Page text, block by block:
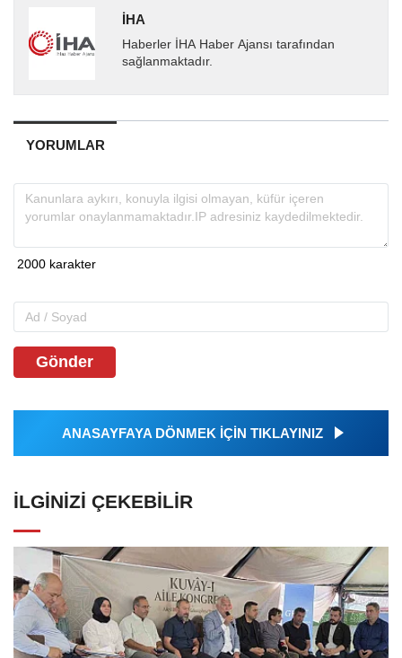
İHA
Haberler İHA Haber Ajansı tarafından
sağlanmaktadır.
YORUMLAR
Gönder
ANASAYFAYA DÖNMEK İÇİN TIKLAYINIZ
İLGINIZI ÇEKEBILIR